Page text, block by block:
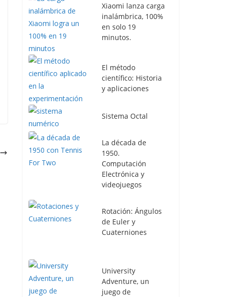
Xiaomi lanza carga
inalámbrica, 100%
en solo 19
minutos.
El método
científico: Historia
y aplicaciones
Sistema Octal
La década de
1950.
Computación
Electrónica y
videojuegos
Rotación: Ángulos
de Euler y
Cuaterniones
University
Adventure, un
juego de